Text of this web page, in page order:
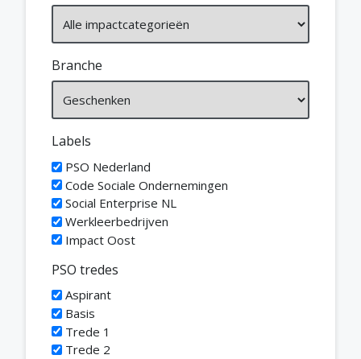
Branche
Labels
PSO Nederland
Code Sociale Ondernemingen
Social Enterprise NL
Werkleerbedrijven
Impact Oost
PSO tredes
Aspirant
Basis
Trede 1
Trede 2